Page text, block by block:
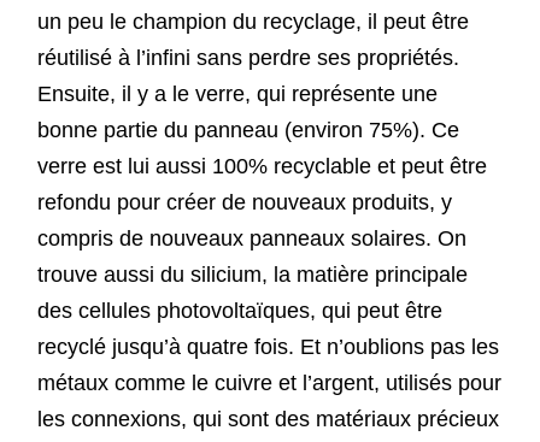
un peu le champion du recyclage, il peut être
réutilisé à l’infini sans perdre ses propriétés.
Ensuite, il y a le verre, qui représente une
bonne partie du panneau (environ 75%). Ce
verre est lui aussi 100% recyclable et peut être
refondu pour créer de nouveaux produits, y
compris de nouveaux panneaux solaires. On
trouve aussi du silicium, la matière principale
des cellules photovoltaïques, qui peut être
recyclé jusqu’à quatre fois. Et n’oublions pas les
métaux comme le cuivre et l’argent, utilisés pour
les connexions, qui sont des matériaux précieux